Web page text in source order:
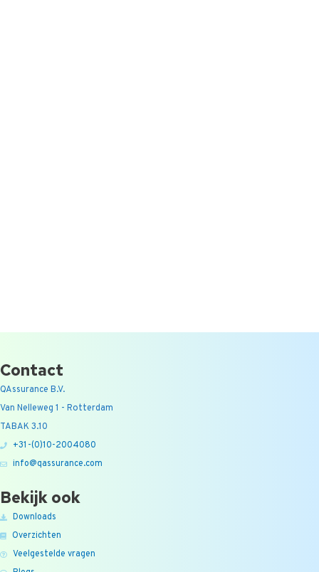
Contact
QAssurance B.V.
Van Nelleweg 1 - Rotterdam
TABAK 3.10
+31-(0)10-2004080
info@qassurance.com
Bekijk ook
Downloads
Overzichten
Veelgestelde vragen